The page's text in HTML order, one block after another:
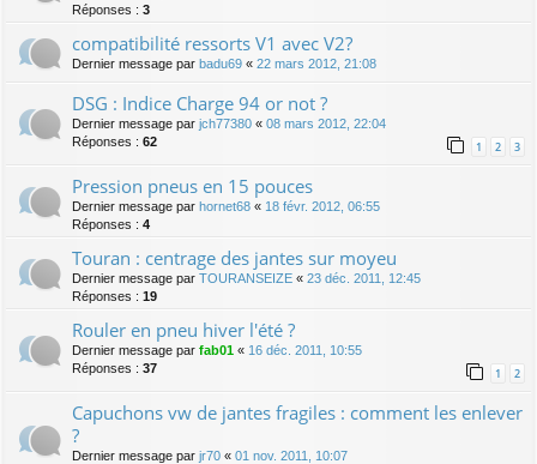
Réponses : 3
compatibilité ressorts V1 avec V2?
Dernier message par badu69 « 22 mars 2012, 21:08
DSG : Indice Charge 94 or not ?
Dernier message par jch77380 « 08 mars 2012, 22:04
Réponses : 62 1 2 3
Pression pneus en 15 pouces
Dernier message par hornet68 « 18 févr. 2012, 06:55
Réponses : 4
Touran : centrage des jantes sur moyeu
Dernier message par TOURANSEIZE « 23 déc. 2011, 12:45
Réponses : 19
Rouler en pneu hiver l'été ?
Dernier message par fab01 « 16 déc. 2011, 10:55
Réponses : 37 1 2
Capuchons vw de jantes fragiles : comment les enlever
?
Dernier message par jr70 « 01 nov. 2011, 10:07